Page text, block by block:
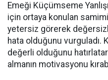
Emeği Küçümseme
için ortaya konulan
yetersiz görerek
hata olduğunu vurguladı.
değerli olduğunu
almanın motivasyonu